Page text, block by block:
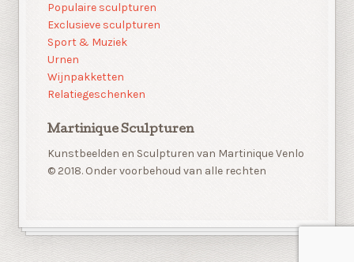
Populaire sculpturen
Exclusieve sculpturen
Sport & Muziek
Urnen
Wijnpakketten
Relatiegeschenken
Martinique Sculpturen
Kunstbeelden en Sculpturen van Martinique Venlo
© 2018. Onder voorbehoud van alle rechten